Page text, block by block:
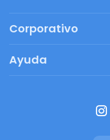
Corporativo
Regalos originales
Ayuda
Botón de